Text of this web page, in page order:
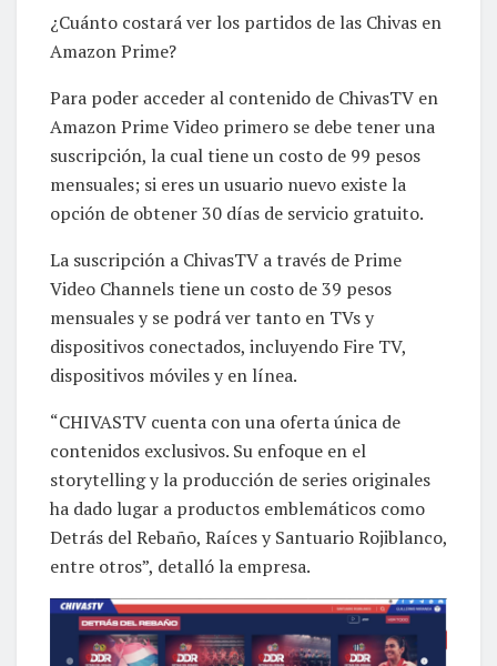
¿Cuánto costará ver los partidos de las Chivas en
Amazon Prime?
Para poder acceder al contenido de ChivasTV en
Amazon Prime Video primero se debe tener una
suscripción, la cual tiene un costo de 99 pesos
mensuales; si eres un usuario nuevo existe la
opción de obtener 30 días de servicio gratuito.
La suscripción a ChivasTV a través de Prime
Video Channels tiene un costo de 39 pesos
mensuales y se podrá ver tanto en TVs y
dispositivos conectados, incluyendo Fire TV,
dispositivos móviles y en línea.
“CHIVASTV cuenta con una oferta única de
contenidos exclusivos. Su enfoque en el
storytelling y la producción de series originales
ha dado lugar a productos emblemáticos como
Detrás del Rebaño, Raíces y Santuario Rojiblanco,
entre otros”, detalló la empresa.